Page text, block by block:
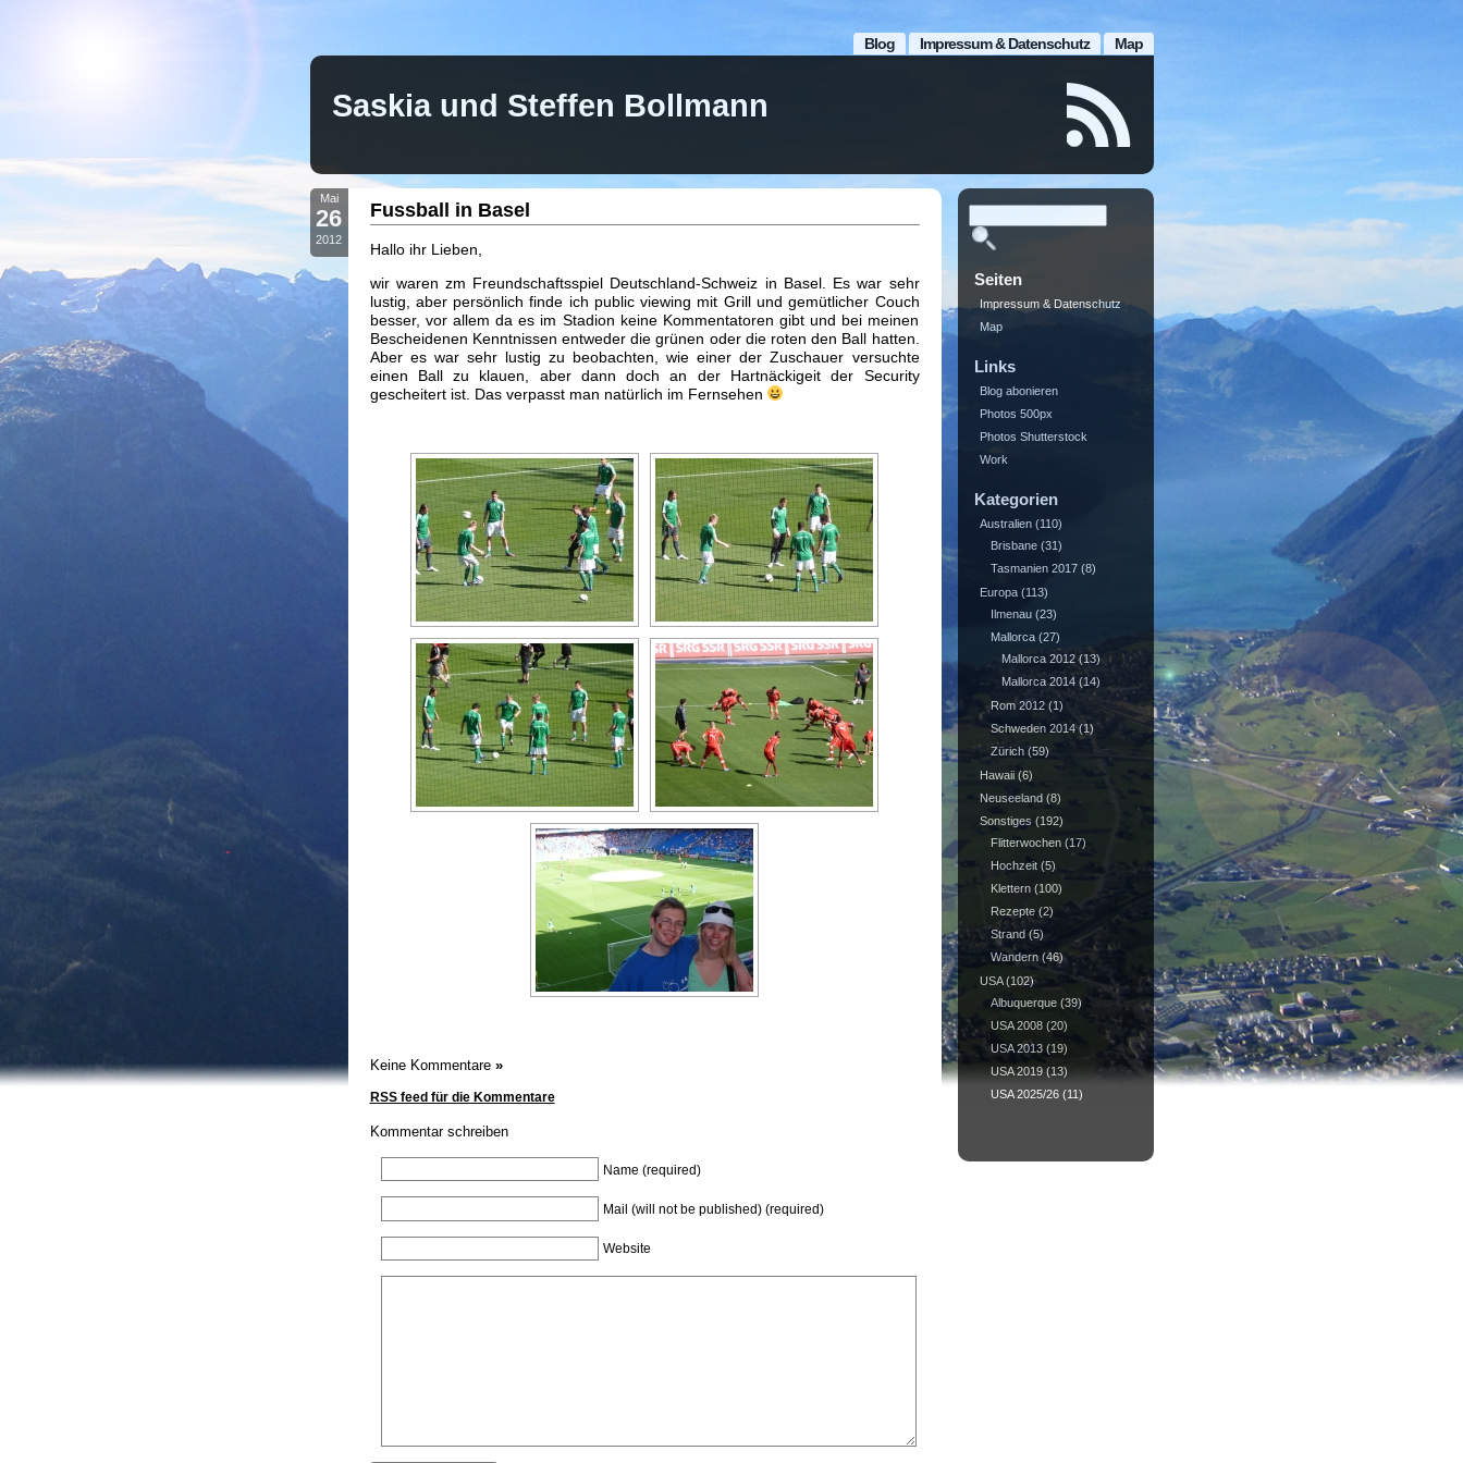
Map
Impressum & Datenschutz
Blog
Saskia und Steffen Bollmann
Mai
26
2012
Fussball in Basel
Hallo ihr Lieben,
wir waren zm Freundschaftsspiel Deutschland-Schweiz in Basel. Es war sehr
lustig, aber persönlich finde ich public viewing mit Grill und gemütlicher Couch
besser, vor allem da es im Stadion keine Kommentatoren gibt und bei meinen
Bescheidenen Kenntnissen entweder die grünen oder die roten den Ball hatten.
Aber es war sehr lustig zu beobachten, wie einer der Zuschauer versuchte
einen Ball zu klauen, aber dann doch an der Hartnäckigeit der Security
gescheitert ist. Das verpasst man natürlich im Fernsehen
Keine Kommentare »
RSS feed für die Kommentare
Kommentar schreiben
Name (required)
Mail (will not be published) (required)
Website
Seiten
Impressum & Datenschutz
Map
Links
Blog abonieren
Photos 500px
Photos Shutterstock
Work
Kategorien
Australien(110)
Brisbane(31)
Tasmanien 2017(8)
Europa(113)
Ilmenau(23)
Mallorca(27)
Mallorca 2012(13)
Mallorca 2014(14)
Rom 2012(1)
Schweden 2014(1)
Zürich(59)
Hawaii(6)
Neuseeland(8)
Sonstiges (192)
Flitterwochen(17)
Hochzeit(5)
Klettern(100)
Rezepte(2)
Strand(5)
Wandern(46)
USA(102)
Albuquerque(39)
USA 2008(20)
USA 2013(19)
USA 2019(13)
USA 2025/26(11)